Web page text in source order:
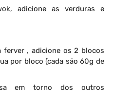
adicione as verduras e
ferver , adicione os 2 blocos
por bloco (cada são 60g de
em torno dos outros